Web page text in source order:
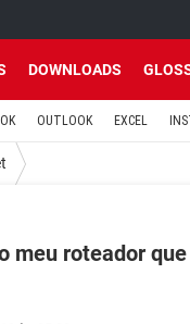
DOWNLOADS
OUTLOOK EXCEL
meu roteador